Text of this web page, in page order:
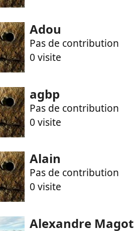
Adou
Pas de contribution
0 visite
agbp
Pas de contribution
0 visite
Alain
Pas de contribution
0 visite
Alexandre Magot